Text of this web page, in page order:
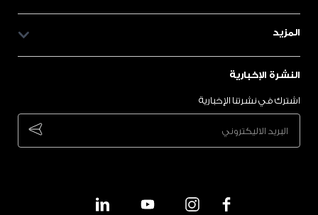
المزيد
النشرة الإخبارية
اشترك في نشرتنا الإخبارية